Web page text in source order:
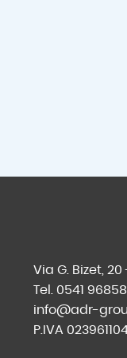
Via G. Bizet,
Tel. 0541
info@adr-
P.IVA